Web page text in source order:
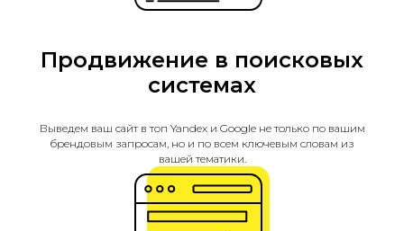
Продвижение в поисковых
системах
Выведем ваш сайт в топ Yandex и Google не только по вашим
брендовым запросам, но и по всем ключевым словам из
вашей тематики.